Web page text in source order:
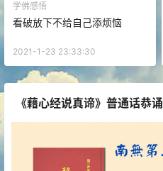
学佛感悟
看破放下不给自己添烦恼
2021-1-23 23:33:30
《藉心经说真谛》普通话恭诵